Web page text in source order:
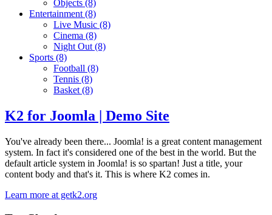
Objects (8)
Entertainment (8)
Live Music (8)
Cinema (8)
Night Out (8)
Sports (8)
Football (8)
Tennis (8)
Basket (8)
K2 for Joomla | Demo Site
You've already been there... Joomla! is a great content management
system. In fact it's considered one of the best in the world. But the
default article system in Joomla! is so spartan! Just a title, your
content body and that's it. This is where K2 comes in.
Learn more at getk2.org